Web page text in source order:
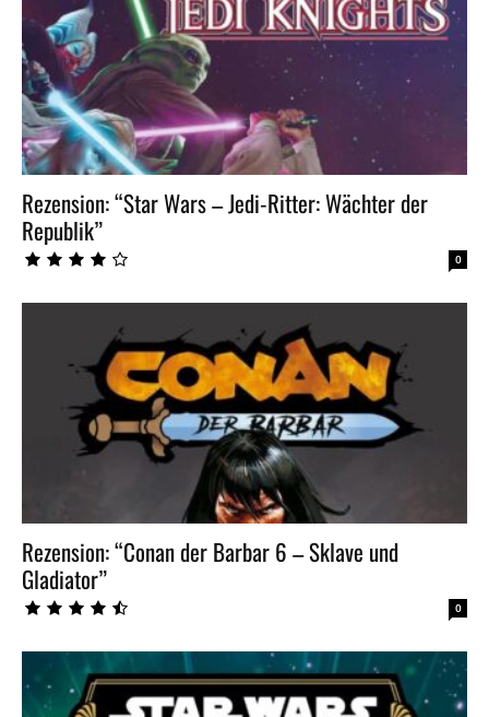
Rezension: “Star Wars – Jedi-Ritter: Wächter der
Republik”
0
Rezension: “Conan der Barbar 6 – Sklave und
Gladiator”
0